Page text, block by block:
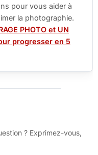
pour vous aider à
la photographie.
PHOTO et UN
progresser en 5
? Exprimez-vous,